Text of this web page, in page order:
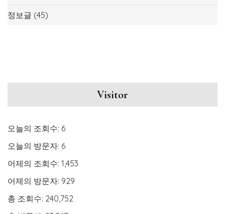
정보글 (45)
Visitor
오늘의 조회수: 6
오늘의 방문자: 6
어제의 조회수: 1,453
어제의 방문자: 929
총 조회수: 240,752